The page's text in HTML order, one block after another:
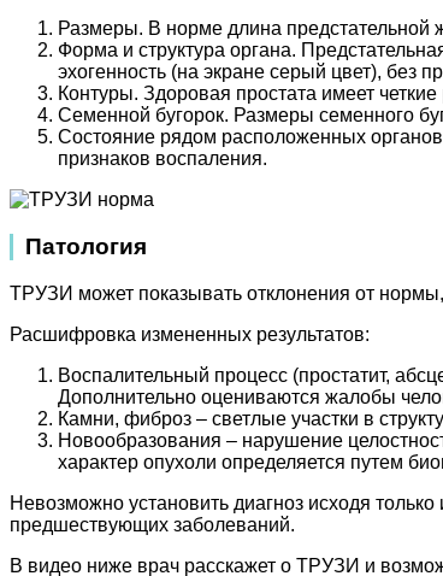
Размеры. В норме длина
Форма и структура органа.
эхогенность (на экране серый цвет), без
Контуры. Здоровая простата имеет
Семенной бугорок. Размеры семенного
Состояние рядом расположенных
признаков воспаления.
Патология
ТРУЗИ может показывать отклонения от
Расшифровка измененных результатов:
Воспалительный процесс (простатит,
Дополнительно оцениваются жалобы
Камни, фиброз – светлые участки в
Новообразования – нарушение
характер опухоли определяется путем
Невозможно установить диагноз исходя
предшествующих заболеваний.
В видео ниже врач расскажет о ТРУЗИ и